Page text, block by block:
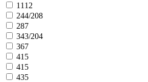
1112
244/208
287
343/204
367
415
415
435